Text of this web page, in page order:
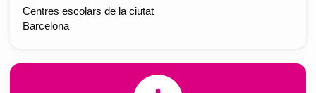
Centres escolars de la ciutat
Barcelona